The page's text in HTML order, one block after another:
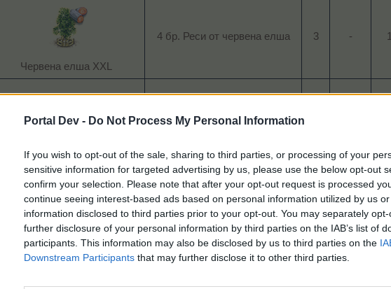
Portal Dev - Do Not Process My Personal Information
If you wish to opt-out of the sale, sharing to third parties, or processing of your
sensitive information for targeted advertising by us, please use the below opt-out
confirm your selection. Please note that after your opt-out request is processed
continue seeing interest-based ads based on personal information utilized by us
information disclosed to third parties prior to your opt-out. You may separately
further disclosure of your personal information by third parties on the IAB’s list of
participants. This information may also be disclosed by us to third parties on the
Downstream Participants that may further disclose it to other third parties.
Червена елша XXL​
4 бр. Реси от червена елша​ 3​ -​
Дърво на пътешественика​
пътешественика​
Дърво „Маймунски портокал“
XL​
4 бр. Плод „Маймунски
портокал“​
1Б​ -​